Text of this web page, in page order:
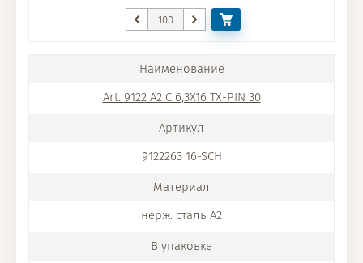
Art. 9122 A2 C 6,3X16 TX-PIN 30
9122263 16-SCH
нерж. сталь A2